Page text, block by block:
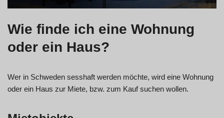
Wie finde ich eine Wohnung
oder ein Haus?
Wer in Schweden sesshaft werden möchte, wird eine Wohnung
oder ein Haus zur Miete, bzw. zum Kauf suchen wollen.